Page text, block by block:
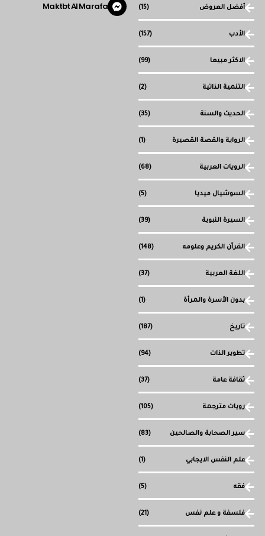
أفضل العروض (15)
الأدب (157)
الاكثر مبيعا (99)
التنمية الذاتية (2)
الحديث والسنة (35)
الرواية والقصة القصيرة (1)
الرويات العربية (68)
السوشيال ميديا (5)
السيرة النبوية (39)
القرآن الكريم وعلومه (148)
اللغة العربية (37)
بدون الأسرة والمرأة (1)
تاريخ (187)
تطوير الذات (94)
ثقافة عامة (37)
رويات مترجمة (105)
سير الصحابة والصالحين (83)
علم النفس الايجابي (1)
فقه (5)
فلسفة و علم نفس (21)
Maktbt Al Marafa